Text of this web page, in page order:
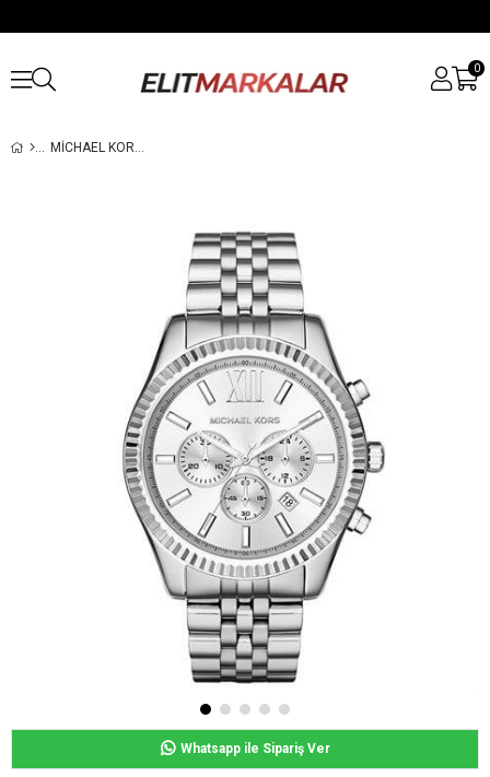
0
MICHAEL KORS MK8405 ERKEK KOL SAATI
Whatsapp ile Sipariş Ver